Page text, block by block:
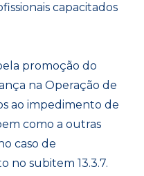
capacitados
promoção do
na Operação de
ao impedimento de
como a outras
caso de
no subitem 13.3.7.